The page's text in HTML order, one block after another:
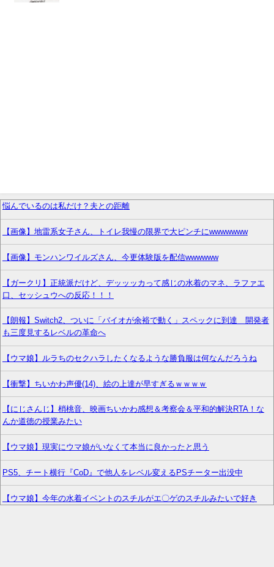
悩んでいるのは私だけ？夫との距離
【画像】地雷系女子さん、トイレ我慢の限界で大ピンチにwwwwwww
【画像】モンハンワイルズさん、今更体験版を配信wwwwww
【ガークリ】正統派だけど、デッッッカって感じの水着のマネ、ラファエ
口、セッシュウへの反応！！！
【朗報】Switch2、ついに「バイオが余裕で動く」スペックに到達 開発者
も三度見するレベルの革命へ
【ウマ娘】ルラちのセクハラしたくなるような勝負服は何なんだろうね
【衝撃】ちいかわ声優(14)、絵の上達が早すぎるｗｗｗｗ
【にじさんじ】梢桃音、映画ちいかわ感想＆考察会＆平和的解決RTA！な
んか道徳の授業みたい
【ウマ娘】現実にウマ娘がいなくて本当に良かったと思う
PS5、チート横行『CoD』で他人をレベル変えるPSチーター出没中
【ウマ娘】今年の水着イベントのスチルがエ〇ゲのスチルみたいで好き